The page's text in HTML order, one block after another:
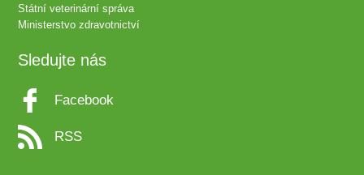
Státní veterinární správa
Ministerstvo zdravotnictví
Sledujte nás
Facebook
RSS